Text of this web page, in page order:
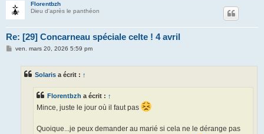
Florentbzh
Dieu d'après le panthéon
Re: [29] Concarneau spéciale celte ! 4 avril
Mven. mars 20, 2026 5:59 pm
Solaris a écrit : ↑
Florentbzh a écrit : ↑
Mince, juste le jour où il faut pas
Quoique...je peux demander au marié si cela ne le dérange pas